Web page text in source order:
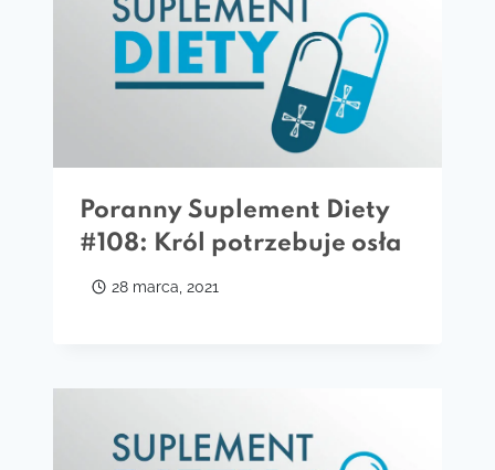
Poranny Suplement Diety
#108: Król potrzebuje osła
28 marca, 2021